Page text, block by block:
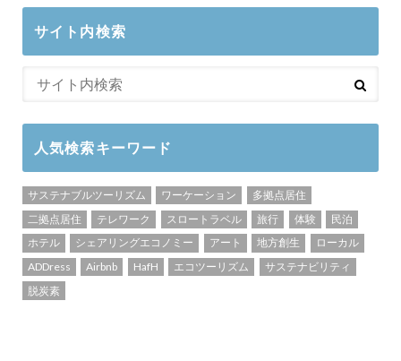
サイト内検索
人気検索キーワード
サステナブルツーリズム ワーケーション
多拠点居住
二拠点居住
テレワーク スロートラベル 旅行 体験
民泊
ホテル
シェアリングエコノミー アート 地方創生
ローカル
ADDress
Airbnb HafH エコツーリズム
サステナビリティ
脱炭素